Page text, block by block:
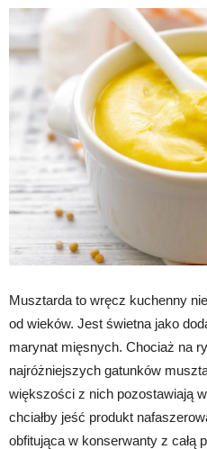
Musztarda to wręcz kuchenny
od wieków. Jest świetna jako
marynat mięsnych. Chociaż na
najróżniejszych gatunków
większości z nich pozostawiają
chciałby jeść produkt
obfitująca w konserwanty z całą